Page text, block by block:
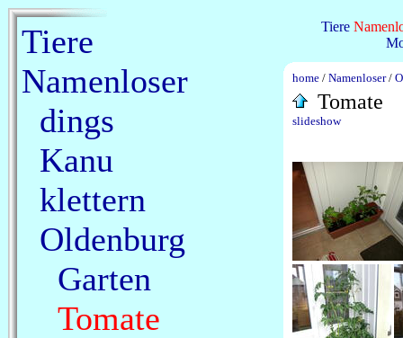
Tiere
Tiere
Namenloser
dings
Kanu
klettern
Oldenburg
Garten
Tomate
home / Namenloser/
Tomate
slideshow